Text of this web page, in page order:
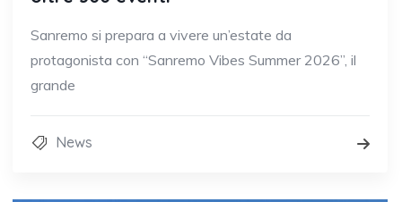
Sanremo si prepara a vivere un’estate da
protagonista con “Sanremo Vibes Summer 2026”, il
grande
News